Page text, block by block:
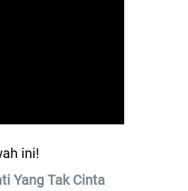
ini!
Yang Tak Cinta